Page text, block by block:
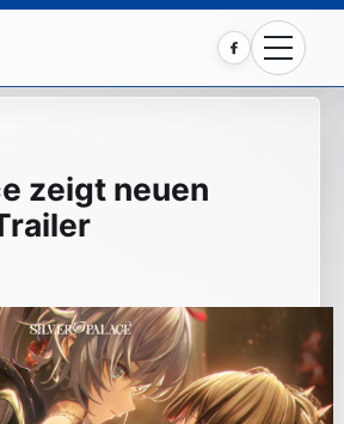
Facebook
zeigt neuen